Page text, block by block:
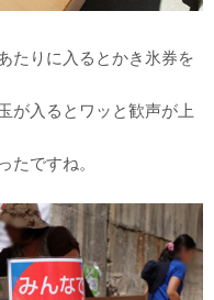
たりに入るとかき氷券を
が入るとワッと歓声が上
たですね。